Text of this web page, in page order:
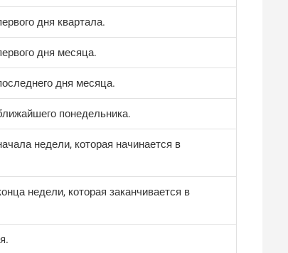
дня квартала.
дня месяца.
дня месяца.
понедельника.
недели, которая начинается в
недели, которая заканчивается в